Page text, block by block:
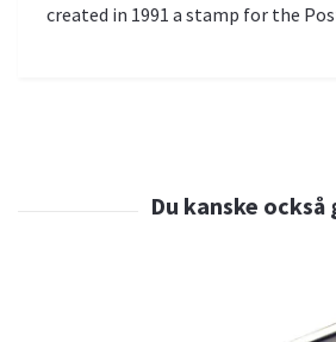
created in 1991 a stamp for the